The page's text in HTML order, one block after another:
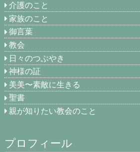
介護のこと
家族のこと
御言葉
教会
日々のつぶやき
神様の証
美美〜素敵に生きる
聖書
親が知りたい教会のこと
プロフィール